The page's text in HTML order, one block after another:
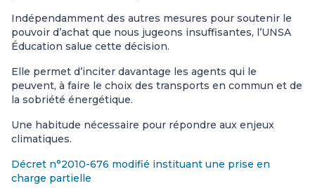
Indépendamment des autres mesures pour soutenir le
pouvoir d’achat que nous jugeons insuffisantes, l’UNSA
Éducation salue cette décision.
Elle permet d’inciter davantage les agents qui le
peuvent, à faire le choix des transports en commun et de
la sobriété énergétique.
Une habitude nécessaire pour répondre aux enjeux
climatiques.
Décret n°2010-676 modifié instituant une prise en
charge partielle